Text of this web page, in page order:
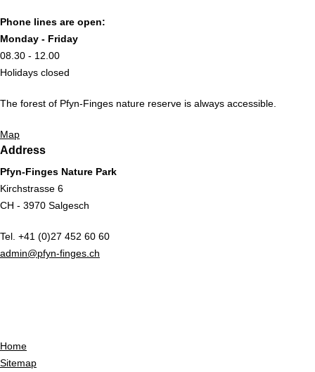
Phone lines are open:
Monday - Friday
08.30 - 12.00
Holidays closed
The forest of Pfyn-Finges nature reserve is always accessible.
Map
Address
Pfyn-Finges Nature Park
Kirchstrasse 6
CH - 3970 Salgesch
Tel. +41 (0)27 452 60 60
admin@pfyn-finges.ch
Home
Sitemap